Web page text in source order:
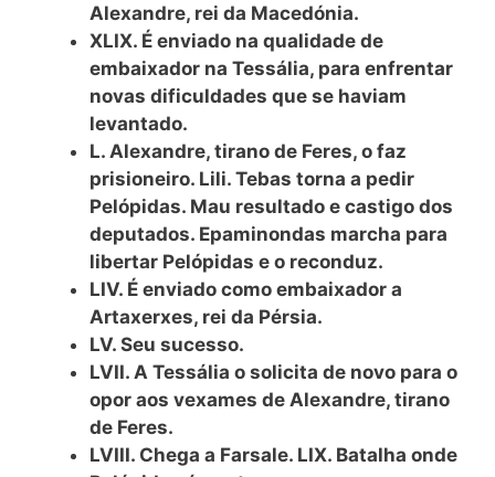
Alexandre, rei da Macedónia.
XLIX. É enviado na qualidade de
embaixador na Tessália, para enfrentar
novas dificuldades que se haviam
levantado.
L. Alexandre, tirano de Feres, o faz
prisioneiro. Lili. Tebas torna a pedir
Pelópidas. Mau resultado e castigo dos
deputados. Epaminondas marcha para
libertar Pelópidas e o reconduz.
LIV. É enviado como embaixador a
Artaxerxes, rei da Pérsia.
LV. Seu sucesso.
LVII. A Tessália o solicita de novo para o
opor aos vexames de Alexandre, tirano
de Feres.
LVIII. Chega a Farsale. LIX. Batalha onde